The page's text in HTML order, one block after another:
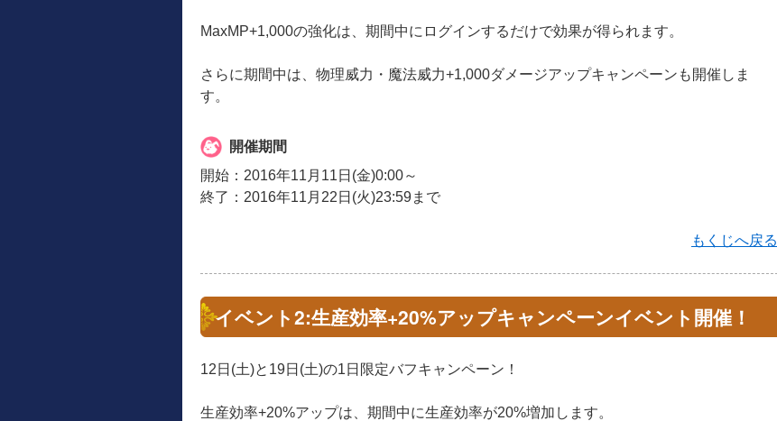
MaxMP+1,000の強化は、期間中にログインするだけで効果が得られます。
さらに期間中は、物理威力・魔法威力+1,000ダメージアップキャンペーンも開催しま
す。
開催期間
開始：2016年11月11日(金)0:00～
終了：2016年11月22日(火)23:59まで
もくじへ戻る
イベント2:生産効率+20%アップキャンペーンイベント開催！
12日(土)と19日(土)の1日限定バフキャンペーン！
生産効率+20%アップは、期間中に生産効率が20%増加します。